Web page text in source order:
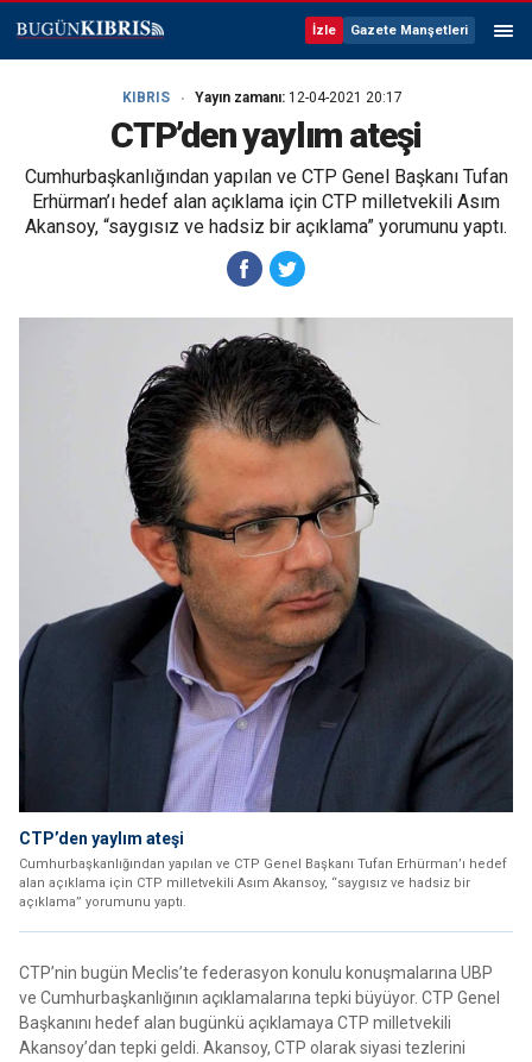
İzle Gazete Manşetleri
KIBRIS Yayın zamanı: 12-04-2021 20:17
CTP’den yaylım ateşi
Cumhurbaşkanlığından yapılan ve CTP Genel Başkanı Tufan
Erhürman’ı hedef alan açıklama için CTP milletvekili Asım
Akansoy, “saygısız ve hadsiz bir açıklama” yorumunu yaptı.
CTP’den yaylım ateşi
Cumhurbaşkanlığından yapılan ve CTP Genel Başkanı Tufan Erhürman’ı hedef
alan açıklama için CTP milletvekili Asım Akansoy, “saygısız ve hadsiz bir
açıklama” yorumunu yaptı.
CTP’nin bugün Meclis’te federasyon konulu konuşmalarına UBP
ve Cumhurbaşkanlığının açıklamalarına tepki büyüyor. CTP Genel
Başkanını hedef alan bugünkü açıklamaya CTP milletvekili
Akansoy’dan tepki geldi. Akansoy, CTP olarak siyasi tezlerini